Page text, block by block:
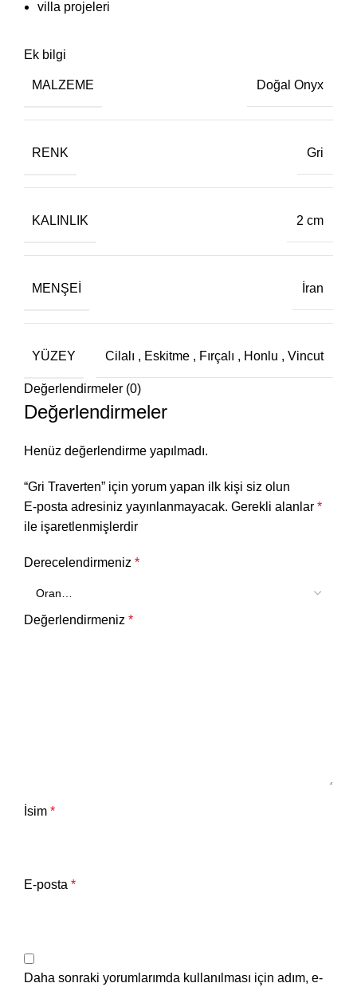
villa projeleri
Ek bilgi
MALZEME Doğal Onyx
RENK Gri
KALINLIK 2 cm
MENŞEI İran
YÜZEY Cilalı , Eskitme , Fırçalı , Honlu , Vincut
Değerlendirmeler (0)
Değerlendirmeler
Henüz değerlendirme yapılmadı.
“Gri Traverten” için yorum yapan ilk kişi siz olun
E-posta adresiniz yayınlanmayacak. Gerekli alanlar *
ile işaretlenmişlerdir
Derecelendirmeniz *
Değerlendirmeniz *
İsim *
E-posta *
Daha sonraki yorumlarımda kullanılması için adım, e-